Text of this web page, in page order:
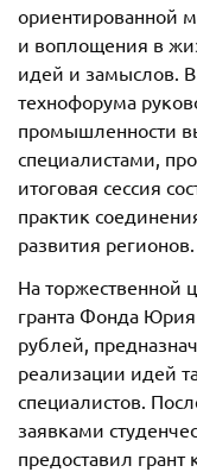
ориентированной
и воплощения в
идей и замыслов.
технофорума
промышленности
специалистами,
итоговая сессия
практик
развития регионов.
На торжественной
гранта Фонда
рублей,
реализации идей
специалистов.
заявками
предоставил